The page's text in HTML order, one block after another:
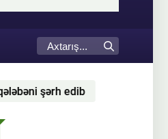
Nilgün Rzayeva Avropa